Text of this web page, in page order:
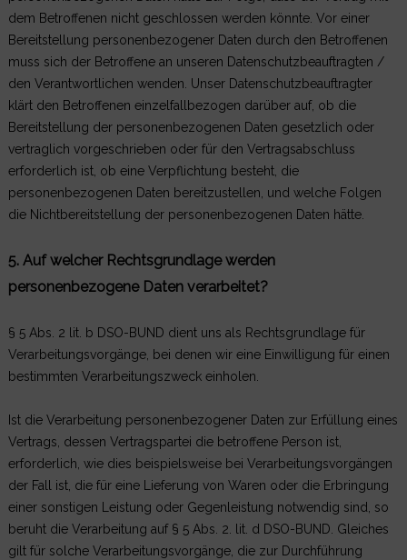
dem Betroffenen nicht geschlossen werden könnte. Vor einer
Bereitstellung personenbezogener Daten durch den Betroffenen
muss sich der Betroffene an unseren Datenschutzbeauftragten /
den Verantwortlichen wenden. Unser Datenschutzbeauftragter
klärt den Betroffenen einzelfallbezogen darüber auf, ob die
Bereitstellung der personenbezogenen Daten gesetzlich oder
vertraglich vorgeschrieben oder für den Vertragsabschluss
erforderlich ist, ob eine Verpflichtung besteht, die
personenbezogenen Daten bereitzustellen, und welche Folgen
die Nichtbereitstellung der personenbezogenen Daten hätte.
5. Auf welcher Rechtsgrundlage werden
personenbezogene Daten verarbeitet?
§ 5 Abs. 2 lit. b DSO-BUND dient uns als Rechtsgrundlage für
Verarbeitungsvorgänge, bei denen wir eine Einwilligung für einen
bestimmten Verarbeitungszweck einholen.
Ist die Verarbeitung personenbezogener Daten zur Erfüllung eines
Vertrags, dessen Vertragspartei die betroffene Person ist,
erforderlich, wie dies beispielsweise bei Verarbeitungsvorgängen
der Fall ist, die für eine Lieferung von Waren oder die Erbringung
einer sonstigen Leistung oder Gegenleistung notwendig sind, so
beruht die Verarbeitung auf § 5 Abs. 2. lit. d DSO-BUND. Gleiches
gilt für solche Verarbeitungsvorgänge, die zur Durchführung